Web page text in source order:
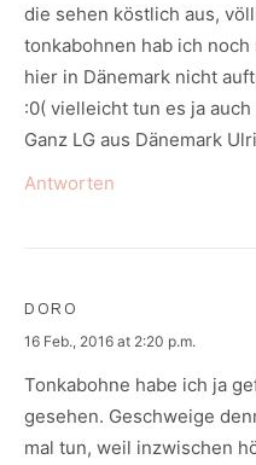
die sehen köstlich aus,
tonkabohnen hab ich
hier in Dänemark nicht
:0( vielleicht tun es ja
Ganz LG aus Dänemark
Antworten
DORO
says:
16 Feb., 2016 at 2:20 p.m.
Tonkabohne habe ich ja
gesehen. Geschweige
mal tun, weil inzwischen